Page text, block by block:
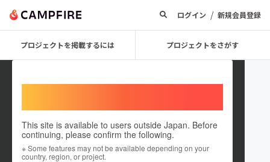
ログイン / 新規会員登録
プロジェクトを掲載するには プロジェクトをさがす
This site is available to users outside Japan. Before
continuing, please confirm the following.
※ Some features may not be available depending on your
country, region, or project.
LomographyJapan